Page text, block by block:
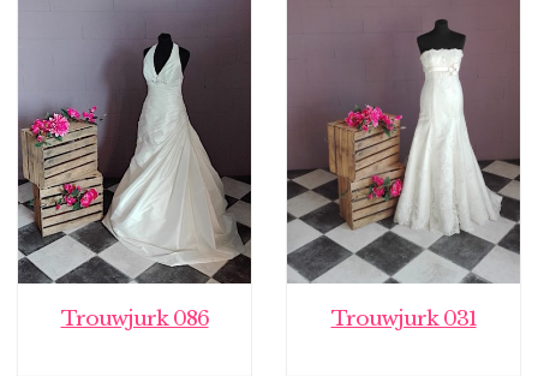
Trouwjurk 086 Trouwjurk 031